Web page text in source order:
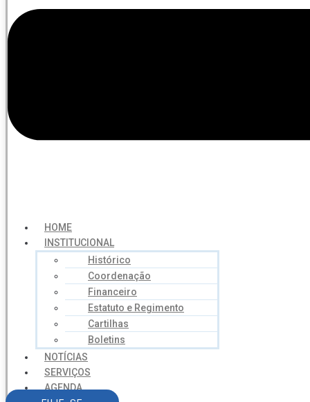
HOME
INSTITUCIONAL
Histórico
Coordenação
Financeiro
Estatuto e Regimento
Cartilhas
Boletins
NOTÍCIAS
SERVIÇOS
AGENDA